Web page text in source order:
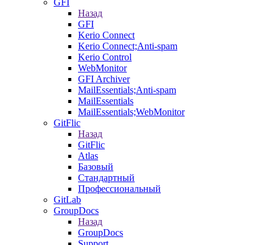
GFI
Назад
GFI
Kerio Connect
Kerio Connect;Anti-spam
Kerio Control
WebMonitor
GFI Archiver
MailEssentials;Anti-spam
MailEssentials
MailEssentials;WebMonitor
GitFlic
Назад
GitFlic
Atlas
Базовый
Стандартный
Профессиональный
GitLab
GroupDocs
Назад
GroupDocs